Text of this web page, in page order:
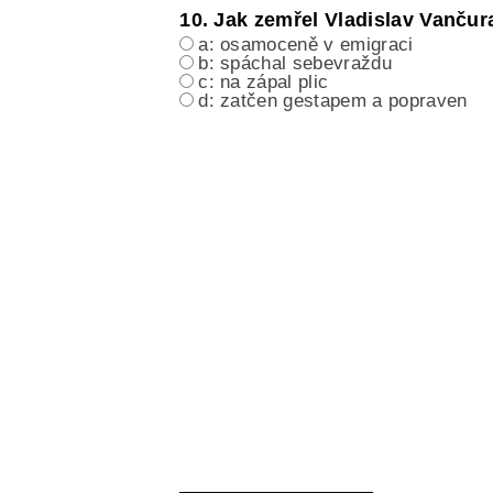
10. Jak zemřel Vladislav
a: osamoceně v emigraci
b: spáchal sebevraždu
c: na zápal plic
d: zatčen gestapem a popraven